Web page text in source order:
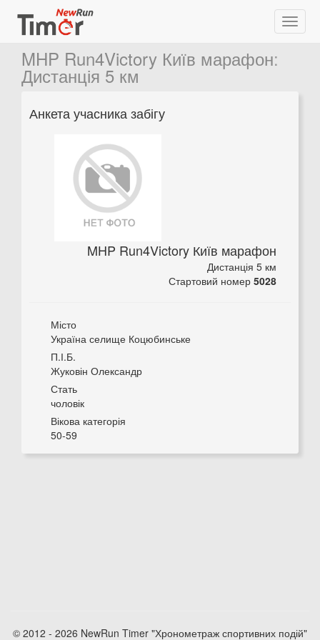
MHP Run4Victory Київ марафон:
Дистанція 5 км
Анкета учасника забігу
MHP Run4Victory Київ марафон
Дистанція 5 км
Стартовий номер 5028
Місто
Україна селище Коцюбинське
П.І.Б.
Жуковін Олександр
Стать
чоловік
Вікова категорія
50-59
© 2012 - 2026 NewRun Timer "Хронометраж спортивних подій"